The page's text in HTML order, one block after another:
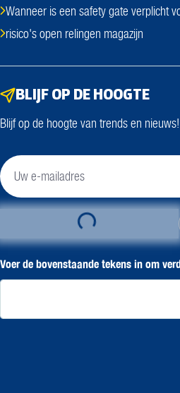
Wanneer is een safety gate verplicht
risico's open relingen magazijn
BLIJF OP DE HOOGTE
Blijf op de hoogte van trends en nieuws!
Loading...
Voer de bovenstaande tekens in om